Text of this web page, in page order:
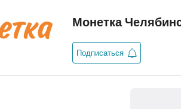
Монетка
Подписаться